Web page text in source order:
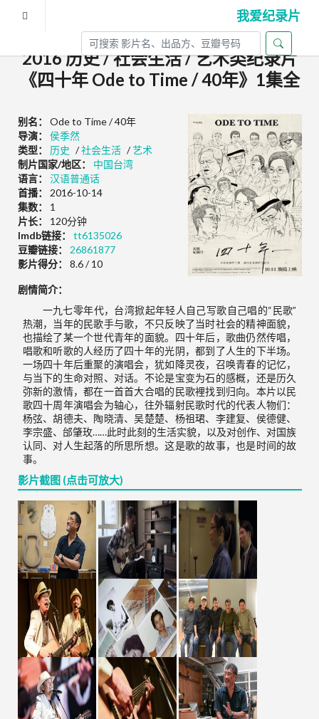
我爱纪录片
2016 历史 / 社会生活 / 艺术类纪录片
《四十年 Ode to Time / 40年》1集全
别名：
Ode to Time / 40年
导演：
侯季然
类型：
历史 /社会生活 /艺术
制片国家/地区：
中国台湾
语言：
汉语普通话
首播：
2016-10-14
集数：
1
片长：
120分钟
Imdb链接：
tt6135026
豆瓣链接：
26861877
影片得分：
8.6 / 10
剧情简介：
一九七零年代，台湾掀起年轻人自己写歌自己唱的“民歌”
热潮，当年的民歌手与歌，不只反映了当时社会的精神面貌，
也描绘了某一个世代青年的面貌。四十年后，歌曲仍然传唱，
唱歌和听歌的人经历了四十年的光阴，都到了人生的下半场。
一场四十年后重聚的演唱会，犹如降灵夜，召唤青春的记忆，
与当下的生命对照、对话。不论是宝变为石的感概，还是历久
弥新的激情，都在一首首大合唱的民歌裡找到归向。本片以民
歌四十周年演唱会为轴心，往外辐射民歌时代的代表人物们：
杨弦、胡德夫、陶晓清、吴楚楚、杨祖珺、李建复、侯德健、
李宗盛、邰肇玫……此时此刻的生活实貌，以及对创作、对国族
认同、对人生起落的所思所想。这是歌的故事，也是时间的故
事。
影片截图 (点击可放大)